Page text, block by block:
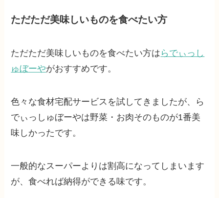
ただただ美味しいものを食べたい方
ただただ美味しいものを食べたい方は らでぃっし
ゅぼーやがおすすめです。
色々な食材宅配サービスを試してきましたが、ら
でぃっしゅぼーやは野菜・お肉そのものが1番美
味しかったです。
一般的なスーパーよりは割高になってしまいます
が、食べれば納得ができる味です。